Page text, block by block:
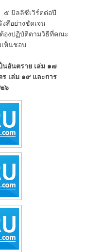
มิลลิซีเวิร์ตต่อปี
อย่างชัดเจน
งปฏิบัติตามวิธีที่คณะ
ห็นชอบ
นอันตราย เล่ม ๑๗
เล่ม ๑๙ และการ
๖